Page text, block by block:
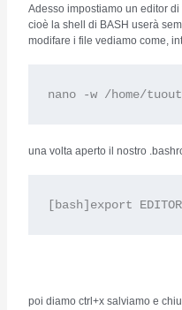
Adesso impostiamo un editor
cioè la shell di BASH userà
modifare i file vediamo come,
nano -w /home/
una volta aperto il nostro
[bash]export
poi diamo ctrl+x salviamo e